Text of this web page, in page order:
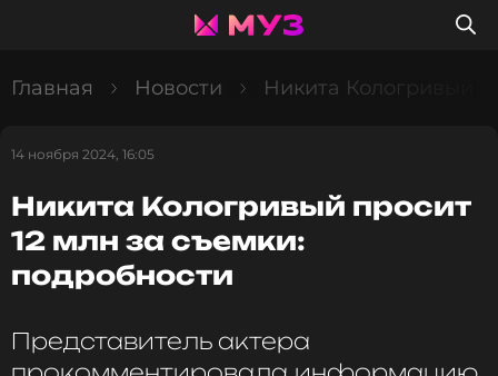
Главная Новости Никита Кологривый
14 ноября 2024, 16:05
Никита Кологривый просит
12 млн за съемки:
подробности
Представитель актера